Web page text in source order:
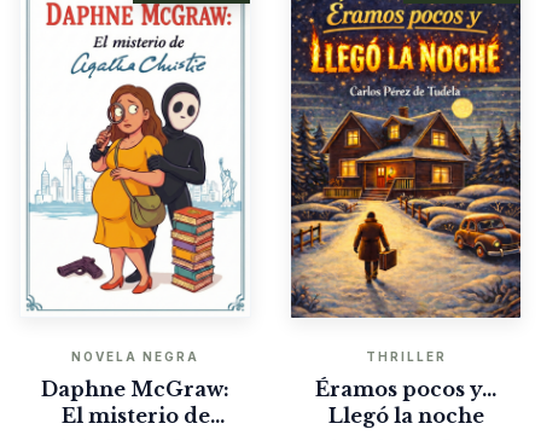
NOVELA NEGRA
Daphne McGraw:
El misterio de
THRILLER
Éramos pocos y…
Llegó la noche